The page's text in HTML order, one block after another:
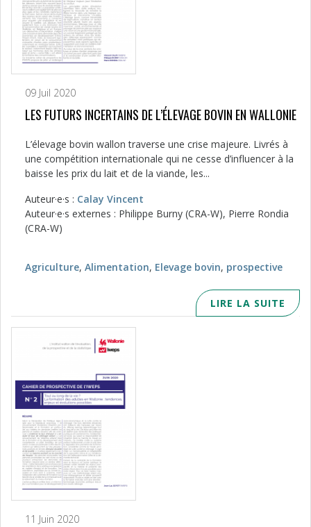
09 Juil 2020
LES FUTURS INCERTAINS DE L’ÉLEVAGE BOVIN EN WALLONIE
L’élevage bovin wallon traverse une crise majeure. Livrés à
une compétition internationale qui ne cesse d’influencer à la
baisse les prix du lait et de la viande, les...
Auteur·e·s : Calay Vincent
Auteur·e·s externes : Philippe Burny (CRA-W), Pierre Rondia
(CRA-W)
Agriculture, Alimentation, Elevage bovin, prospective
LIRE LA SUITE
11 Juin 2020